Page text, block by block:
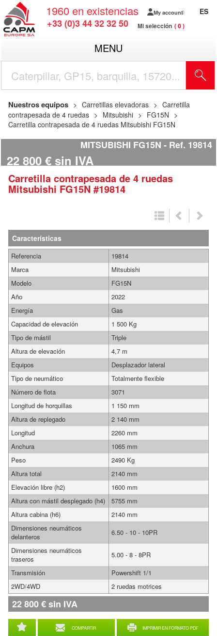
1960 en existencias
+33 (0)3 44 32 32 50
My account
Mi selección 0
ES
MENU
Nuestros equipos Carretillas elevadoras
Carretilla
contrapesada de 4 ruedas
Mitsubishi
FG15N
Carretilla contrapesada de 4 ruedas Mitsubishi FG15N
MITSUBISHI FG15N Ref. 19814
22 800 € sin IVA
Carretilla contrapesada de 4 ruedas
Mitsubishi FG15N #19814
Características
COMPARTIR IMPRIMIR EN FORMATO PDF
Referencia
19814
Marca
Mitsubishi
Modelo
FG15N
Año
2022
Energía
Gas
Capacidad de elevación
1 500 Kg
Tipo de mástil
Triple
Altura de elevación
4,7 m
Equipos
Desplazador lateral
Tipo de neumático
Totalmente flexible
Número de flota
3071
Longitud de horquillas
1 150 mm
Altura de replegado
2 140 mm
Longitud
2260 mm
Anchura
1065 mm
Peso
2490 Kg
Altura total
2140 mm
Elevación libre (h2)
1600 mm
Altura con mástil desplegado (h4)
5755 mm
Altura cabina (h6)
2140 mm
Dimensiones neumáticos
delanteros
6.50 - 10 - 10PR
Dimensiones neumáticos
traseros
5.00 - 8 - 8PR
Transmisión
Powershift 1/1
2WD/4WD
2 ruedas motrices
22 800€sin IVA